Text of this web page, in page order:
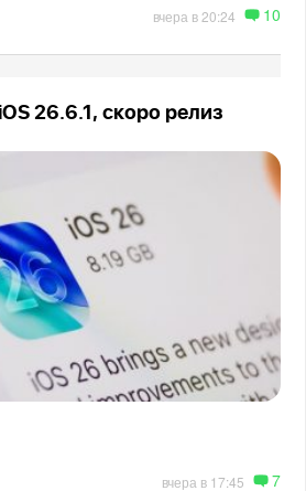
вчера в 20:24 10
26.6.1, скоро релиз
вчера в 17:45 7